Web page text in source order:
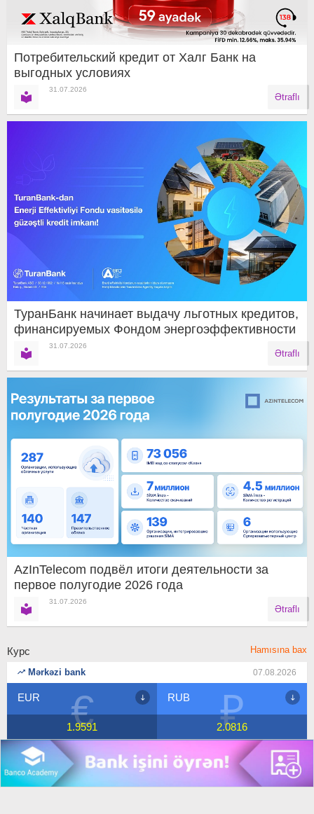
Потребительский кредит от Халг Банк на
выгодных условиях
31.07.2026
Ətraflı
ТуранБанк начинает выдачу льготных кредитов,
финансируемых Фондом энергоэффективности
31.07.2026
Ətraflı
AzInTelecom подвёл итоги деятельности за
первое полугодие 2026 года
31.07.2026
Ətraflı
Курс Hamısına bax
Mərkəzi bank 07.08.2026
₽
RUB
2.0816 $
USD
1.7